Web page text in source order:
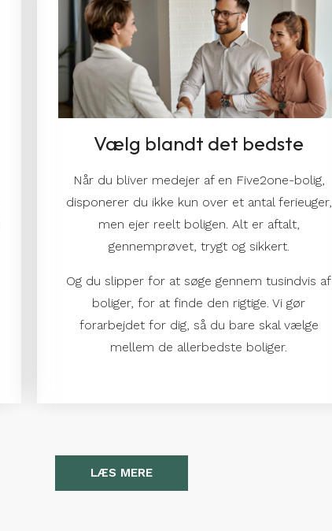
Vælg blandt det bedste
Når du bliver medejer af en Five2one-bolig,
disponerer du ikke kun over et antal ferieuger,
men ejer reelt boligen. Alt er aftalt,
gennemprøvet, trygt og sikkert.
Og du slipper for at søge gennem tusindvis af
boliger, for at finde den rigtige. Vi gør
forarbejdet for dig, så du bare skal vælge
mellem de allerbedste boliger.
LÆS MERE